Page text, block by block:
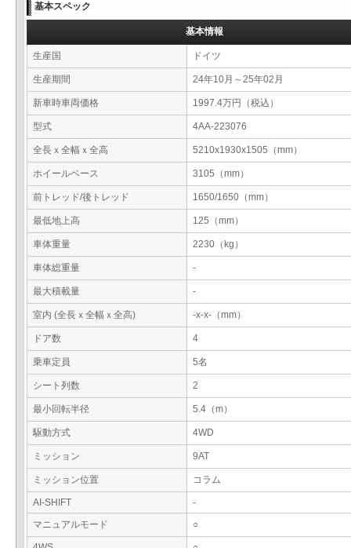
基本スペック
基本情報
生産国 ドイツ
生産期間 24年10月～25年02月
新車時車両価格 1997.4万円（税込）
型式 4AA-223076
全長ｘ全幅ｘ全高 5210x1930x1505（mm）
ホイールベース 3105（mm）
前トレッド/後トレッド 1650/1650（mm）
最低地上高 125（mm）
車体重量 2230（kg）
車体総重量 -
最大積載量 -
室内 (全長ｘ全幅ｘ全高) -x-x-（mm）
ドア数 4
乗車定員 5名
シート列数 2
最小回転半径 5.4（m）
駆動方式 4WD
ミッション 9AT
ミッション位置 コラム
AI-SHIFT
-
マニュアルモード
○